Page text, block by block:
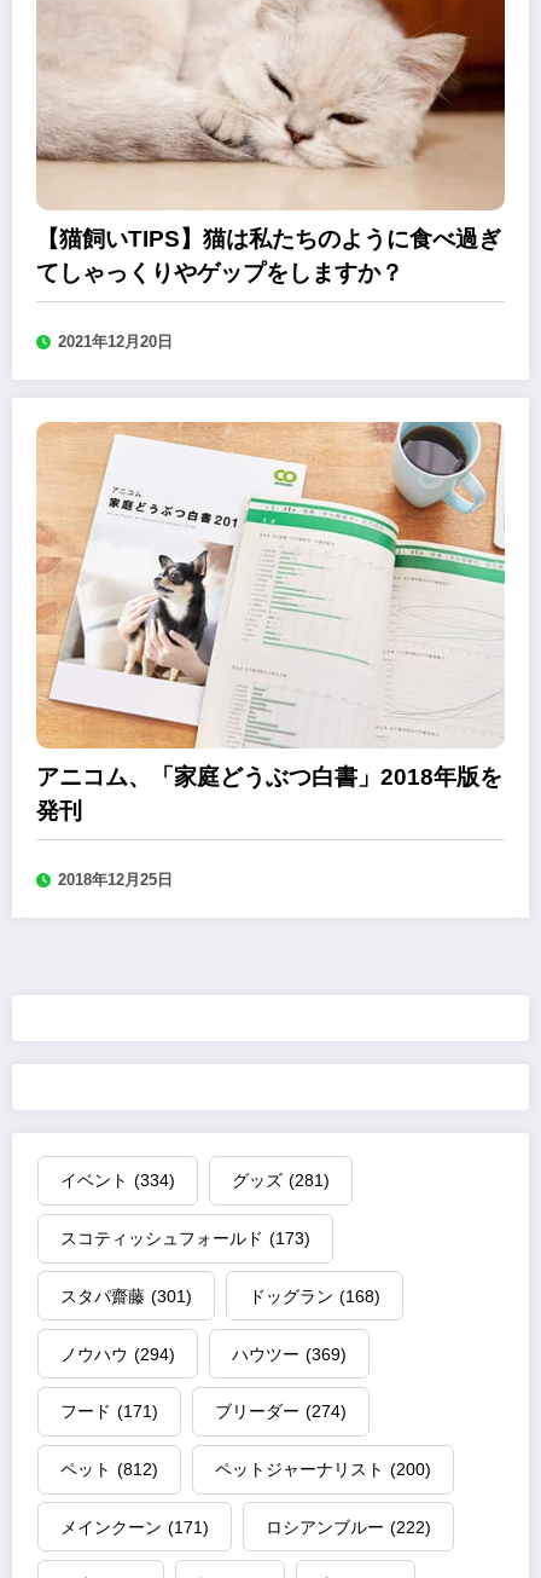
【猫飼いTIPS】猫は私たちのように食べ過ぎ
てしゃっくりやゲップをしますか？
2021年12月20日
アニコム、「家庭どうぶつ白書」2018年版を
発刊
2018年12月25日
イベント (334) グッズ (281)
スコティッシュフォールド (173)
スタパ齋藤 (301) ドッグラン (168)
ノウハウ (294) ハウツー (369)
フード (171) ブリーダー (274)
ペット (812) ペットジャーナリスト (200)
メインクーン (171) ロシアンブルー (222)